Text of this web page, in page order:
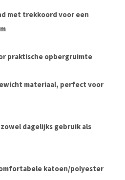
met trekkoord voor een
praktische opbergruimte
materiaal, perfect voor
dagelijks gebruik als
katoen/polyester